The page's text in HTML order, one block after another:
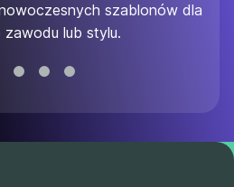
szablonów dla
lub stylu.